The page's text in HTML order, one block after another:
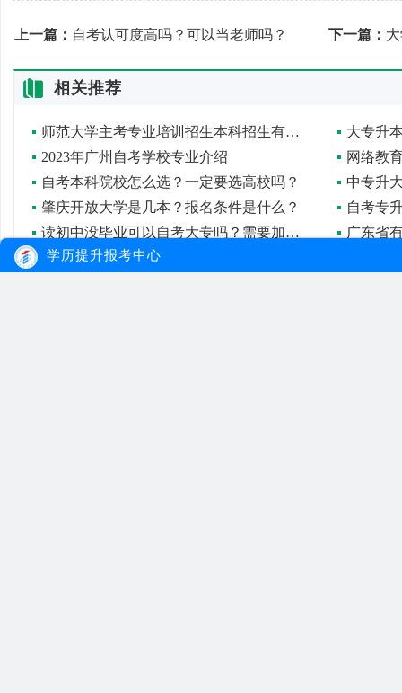
上一篇： 自考认可度高吗？可以当老师吗？ 下一篇：
相关推荐
师范大学主考专业培训招生本科招生有条件限制吗？
大专升
2023年广州自考学校专业介绍
网络教
自考本科院校怎么选？一定要选高校吗？
中专升
肇庆开放大学是几本？报名条件是什么？
读初中没毕业可以自考大专吗？需要加考多少门课程？
广东省2020年4月自学考试报考须知
学历提升报考中心